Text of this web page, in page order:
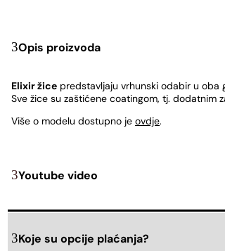
Opis proizvoda
Elixir žice predstavljaju vrhunski odabir u oba
Sve žice su zaštićene coatingom, tj. dodatnim
Više o modelu dostupno je ovdje.
Youtube video
Koje su opcije plaćanja?